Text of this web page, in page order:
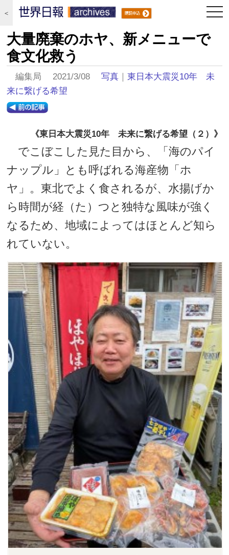
＜
大量廃棄のホヤ、新メニューで
食文化救う
編集局 2021/3/08写真 ｜東日本大震災10年 未
来に繋げる希望
《東日本大震災10年 未来に繋げる希望（２）》
でこぼこした見た目から、「海のパイ
ナップル」とも呼ばれる海産物「ホ
ヤ」。東北でよく食されるが、水揚げか
ら時間が経（た）つと独特な風味が強く
なるため、地域によってはほとんど知ら
れていない。